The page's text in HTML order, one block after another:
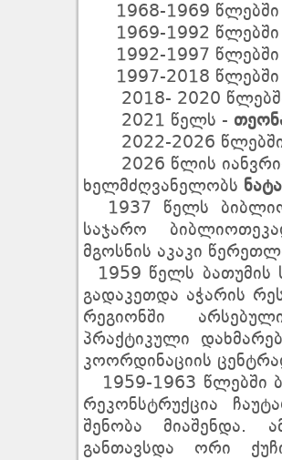
1968-1969
1969-1992
1992-1997
1997-2018 წლებში
2018- 2020
2021 წელს -
2022-2026
2026 წლის
ხელმძღვანელობს
1937 წელს
საჯარო
მგოსნის აკაკი
1959 წელს ბათუმის
გადაკეთდა აჭარის
რეგიონში
პრაქტიკული
კოორდინაციის
1959-1963 წლებში
რეკონსტრუქცია
შენობა მიაშენდა.
განთავსდა ორი